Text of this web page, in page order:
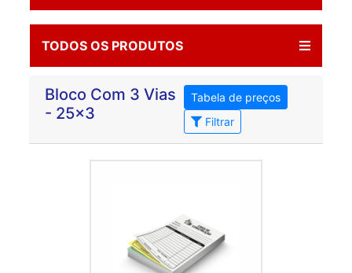
TODOS OS PRODUTOS
Bloco Com 3 Vias
- 25x3
Tabela de preços
Filtrar